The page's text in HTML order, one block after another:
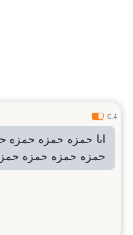
0.4
انا حمزة حمزة حمزة
حمزة حمزة حمزة